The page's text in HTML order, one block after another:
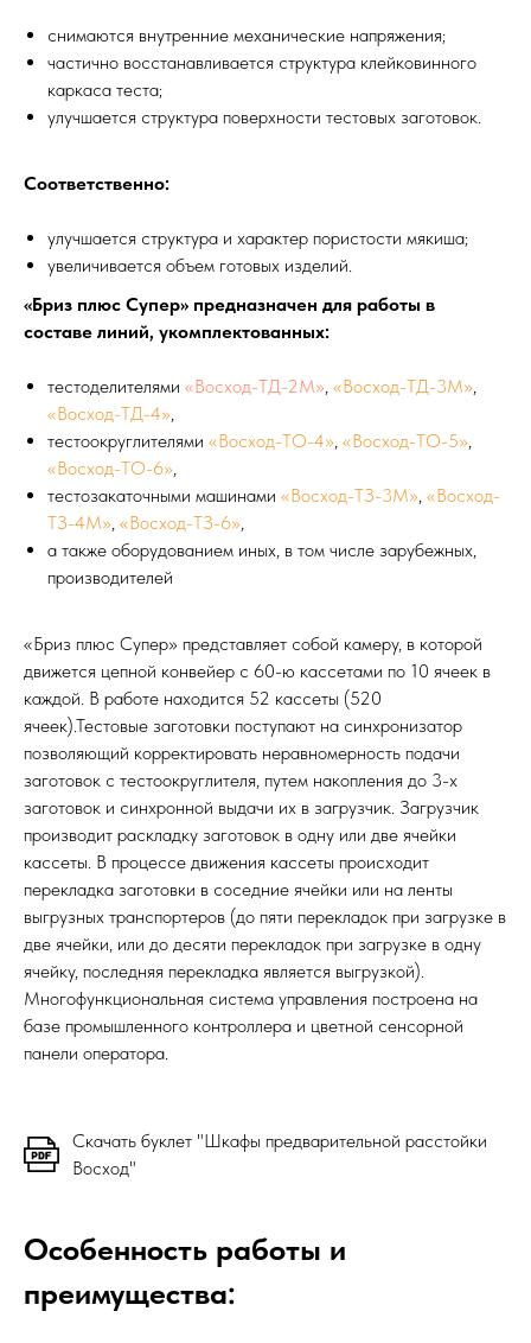
снимаются внутренние механические напряжения;
частично восстанавливается структура клейковинного
каркаса теста;
улучшается структура поверхности тестовых заготовок.
Соответственно:
улучшается структура и характер пористости мякиша;
увеличивается объем готовых изделий.
«Бриз плюс Супер» предназначен для работы в
составе линий, укомплектованных:
тестоделителями «Восход-ТД-2М» «Восход-ТД-3М»
«Восход-ТД-4»
тестоокруглителями «Восход-ТО-4» «Восход-ТО-5»
«Восход-ТО-6»
тестозакаточными машинами «Восход-ТЗ-3M» «Восход-
ТЗ-4М» «Восход-ТЗ-6»
а также оборудованием иных, в том числе зарубежных,
производителей
«Бриз плюс Супер» представляет собой камеру, в которой
движется цепной конвейер с 60-ю кассетами по 10 ячеек в
каждой. В работе находится 52 кассеты (520
ячеек).Тестовые заготовки поступают на синхронизатор
позволяющий корректировать неравномерность подачи
заготовок с тестоокруглителя, путем накопления до 3-х
заготовок и синхронной выдачи их в загрузчик. Загрузчик
производит раскладку заготовок в одну или две ячейки
кассеты. В процессе движения кассеты происходит
перекладка заготовки в соседние ячейки или на ленты
выгрузных транспортеров (до пяти перекладок при загрузке в
две ячейки, или до десяти перекладок при загрузке в одну
ячейку, последняя перекладка является выгрузкой).
Многофункциональная система управления построена на
базе промышленного контроллера и цветной сенсорной
панели оператора.
Скачать буклет "Шкафы предварительной расстойки
Восход"
Особенность работы и
преимущества: